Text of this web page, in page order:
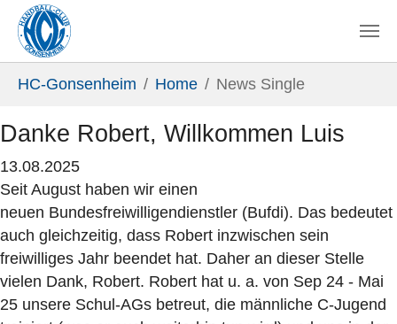
HC-Gonsenheim Home News Single
Danke Robert, Willkommen Luis
13.08.2025
Seit August haben wir einen
neuen Bundesfreiwilligendienstler (Bufdi). Das bedeutet
auch gleichzeitig, dass Robert inzwischen sein
freiwilliges Jahr beendet hat. Daher an dieser Stelle
vielen Dank, Robert. Robert hat u. a. von Sep 24 - Mai
25 unsere Schul-AGs betreut, die männliche C-Jugend